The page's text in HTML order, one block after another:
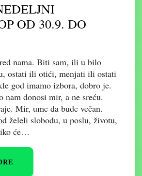
OD 30.9. DO
nama. Biti sam, ili u bilo
ostati ili otići, menjati ili ostati
god imamo izbora, dobro je.
nam donosi mir, a ne sreću.
Mir, ume da bude večan.
želeli slobodu, u poslu, životu,
će…